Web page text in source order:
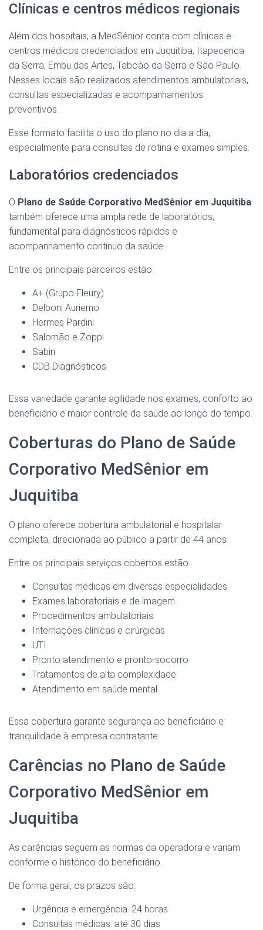
Clínicas e centros médicos regionais
Além dos hospitais, a MedSênior conta com clínicas e
centros médicos credenciados em Juquitiba, Itapecerica
da Serra, Embu das Artes, Taboão da Serra e São Paulo.
Nesses locais são realizados atendimentos ambulatoriais,
consultas especializadas e acompanhamentos
preventivos.
Esse formato facilita o uso do plano no dia a dia,
especialmente para consultas de rotina e exames simples.
Laboratórios credenciados
O Plano de Saúde Corporativo MedSênior em Juquitiba
também oferece uma ampla rede de laboratórios,
fundamental para diagnósticos rápidos e
acompanhamento contínuo da saúde.
Entre os principais parceiros estão:
A+ (Grupo Fleury)
Delboni Auriemo
Hermes Pardini
Salomão e Zoppi
Sabin
CDB Diagnósticos
Essa variedade garante agilidade nos exames, conforto ao
beneficiário e maior controle da saúde ao longo do tempo.
Coberturas do Plano de Saúde
Corporativo MedSênior em
Juquitiba
O plano oferece cobertura ambulatorial e hospitalar
completa, direcionada ao público a partir de 44 anos.
Entre os principais serviços cobertos estão:
Consultas médicas em diversas especialidades
Exames laboratoriais e de imagem
Procedimentos ambulatoriais
Internações clínicas e cirúrgicas
UTI
Pronto atendimento e pronto-socorro
Tratamentos de alta complexidade
Atendimento em saúde mental
Essa cobertura garante segurança ao beneficiário e
tranquilidade à empresa contratante.
Carências no Plano de Saúde
Corporativo MedSênior em
Juquitiba
As carências seguem as normas da operadora e variam
conforme o histórico do beneficiário.
De forma geral, os prazos são:
Urgência e emergência: 24 horas
Consultas médicas: até 30 dias